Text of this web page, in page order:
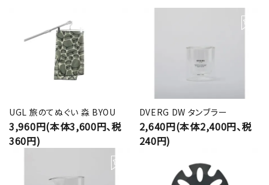
UGL 旅のてぬぐい 淼 BYOU
3,960円(本体3,600円、税
360円)
DVERG DW タンブラー
2,640円(本体2,400円、税
240円)